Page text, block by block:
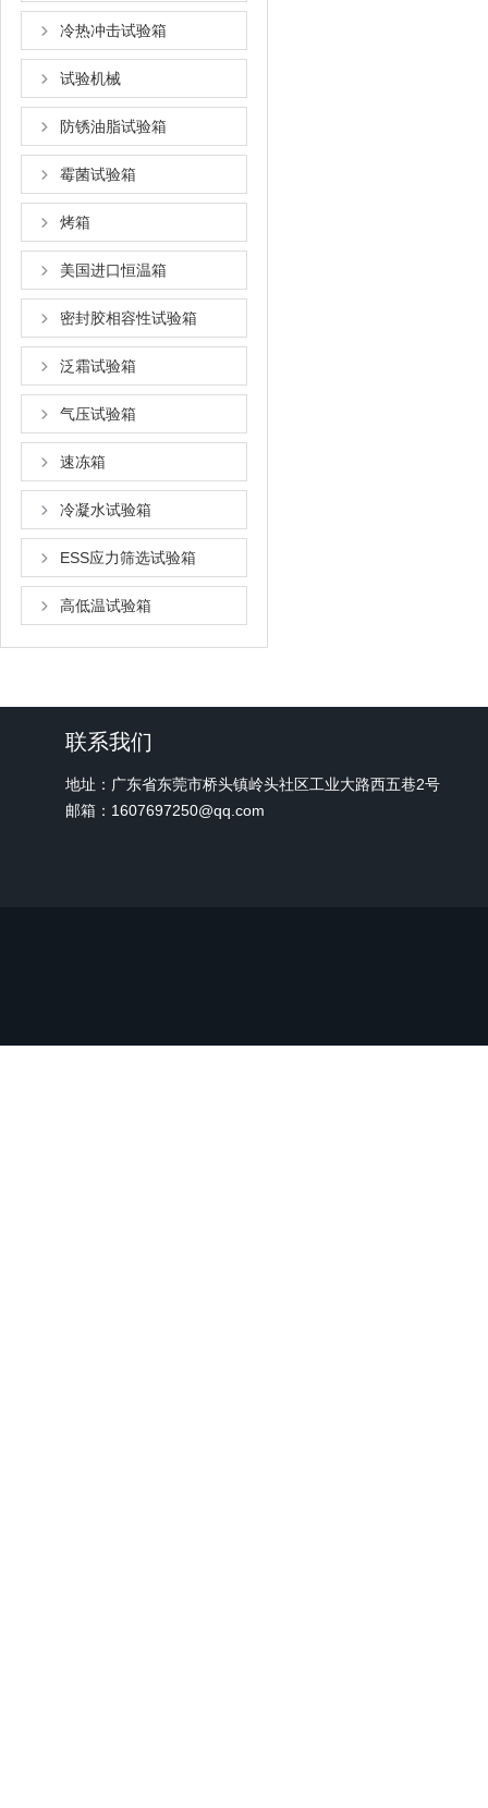
冷热冲击试验箱
试验机械
防锈油脂试验箱
霉菌试验箱
烤箱
美国进口恒温箱
密封胶相容性试验箱
泛霜试验箱
气压试验箱
速冻箱
冷凝水试验箱
ESS应力筛选试验箱
高低温试验箱
联系我们
地址：广东省东莞市桥头镇岭头社区工业大路西五巷2号
邮箱：1607697250@qq.com